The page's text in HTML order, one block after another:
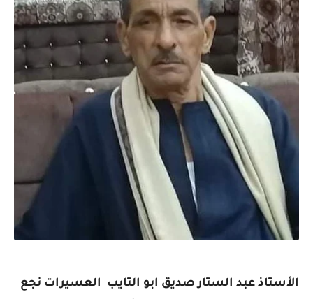
الأستاذ عبد الستار صديق ابو التايب العسيرات نجع